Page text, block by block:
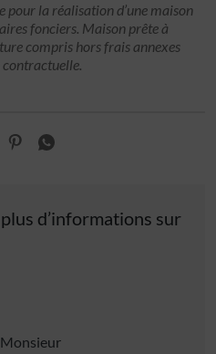
pour la réalisation d’une maison
fonciers. Maison prête à
compris hors frais annexes
d’informations sur
Monsieur